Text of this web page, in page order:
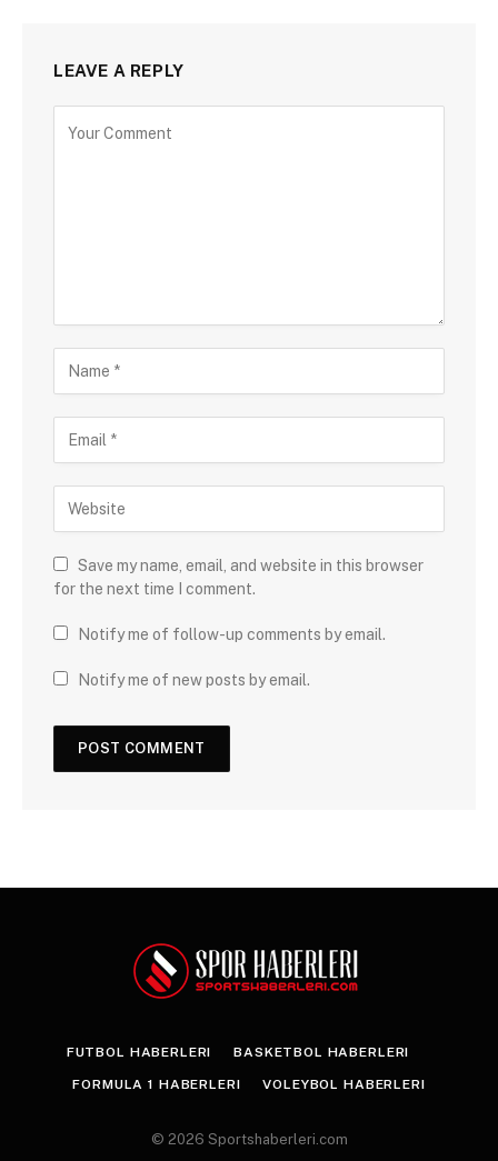
LEAVE A REPLY
Save my name, email, and website in this browser
for the next time I comment.
Notify me of follow-up comments by email.
Notify me of new posts by email.
FUTBOL HABERLERI BASKETBOL HABERLERI
FORMULA 1 HABERLERI VOLEYBOL HABERLERI
© 2026 Sportshaberleri.com